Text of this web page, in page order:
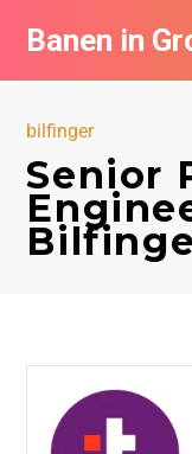
Banen in
bilfinger
Senior
Vacatures per
De populairste
Nieuwsbrief feed